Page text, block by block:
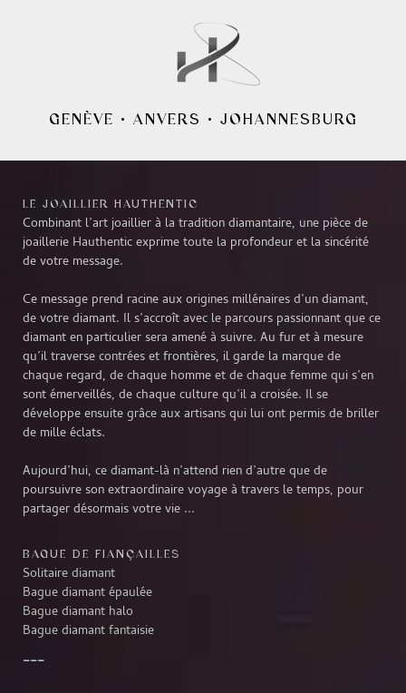
GENÈVE • ANVERS • JOHANNESBURG
LE JOAILLIER HAUTHENTIC
Combinant l’art joaillier à la tradition diamantaire, une pièce de
joaillerie Hauthentic exprime toute la profondeur et la sincérité
de votre message.
Ce message prend racine aux origines millénaires d’un diamant,
de votre diamant. Il s’accroît avec le parcours passionnant que ce
diamant en particulier sera amené à suivre. Au fur et à mesure
qu’il traverse contrées et frontières, il garde la marque de
chaque regard, de chaque homme et de chaque femme qui s’en
sont émerveillés, de chaque culture qu’il a croisée. Il se
développe ensuite grâce aux artisans qui lui ont permis de briller
de mille éclats.
Aujourd’hui, ce diamant-là n’attend rien d’autre que de
poursuivre son extraordinaire voyage à travers le temps, pour
partager désormais votre vie ...
BAGUE DE FIANÇAILLES
Solitaire diamant
Bague diamant épaulée
Bague diamant halo
Bague diamant fantaisie